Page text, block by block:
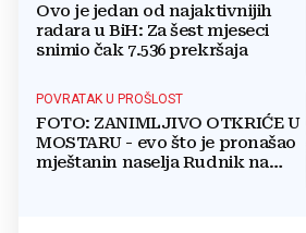
Ovo je jedan od najaktivnijih
radara u BiH: Za šest mjeseci
snimio čak 7.536 prekršaja
POVRATAK U PROŠLOST
FOTO: ZANIMLJIVO OTKRIĆE U
MOSTARU - evo što je pronašao
mještanin naselja Rudnik na